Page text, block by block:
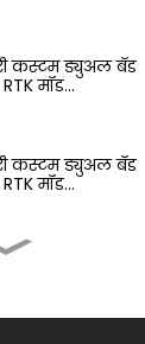
कस्टम ड्युअल बँड
मॉड...
कस्टम ड्युअल बँड
मॉड...